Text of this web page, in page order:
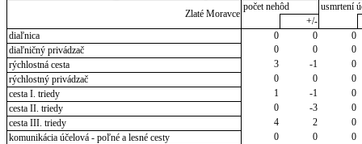
Zlaté Moravce
počet nehôd
usmrtení
+/-
diaľnica
0 0
0
diaľničný privádzač
0 0
0
rýchlostná cesta
3 -1
0
rýchlostný privádzač
0 0
0
cesta I. triedy
1 -1
0
cesta II. triedy
0 -3
0
cesta III. triedy
4 2
0
komunikácia účelová - poľné a lesné cesty
0 0
0